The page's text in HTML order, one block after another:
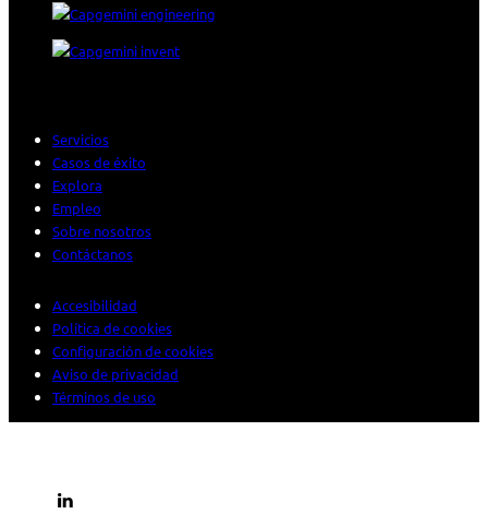
Servicios
Casos de éxito
Explora
Empleo
Sobre nosotros
Contáctanos
Accesibilidad
Política de cookies
Configuración de cookies
Aviso de privacidad
Términos de uso